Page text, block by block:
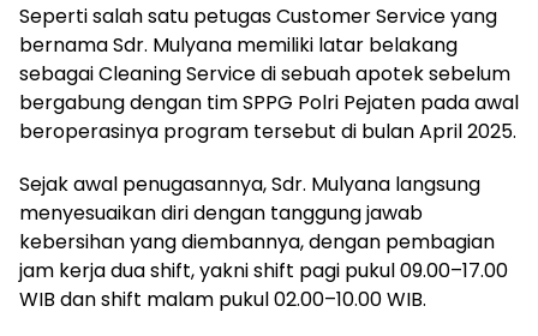
Seperti salah satu petugas Customer Service yang
bernama Sdr. Mulyana memiliki latar belakang
sebagai Cleaning Service di sebuah apotek sebelum
bergabung dengan tim SPPG Polri Pejaten pada awal
beroperasinya program tersebut di bulan April 2025.
Sejak awal penugasannya, Sdr. Mulyana langsung
menyesuaikan diri dengan tanggung jawab
kebersihan yang diembannya, dengan pembagian
jam kerja dua shift, yakni shift pagi pukul 09.00–17.00
WIB dan shift malam pukul 02.00–10.00 WIB.